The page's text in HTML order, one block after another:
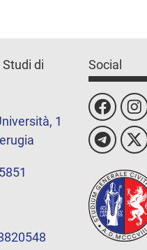
di
1
Social